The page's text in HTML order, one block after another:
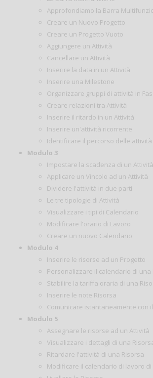
Approfondiamo la Barra
Creare un Nuovo Progetto
Creare un Progetto Vuoto
Aggiungere un Attività
Cancellare un Attività
Inserire la data in un Attività
Inserire una Milestone
Organizzare gruppi di attività in Fasi
Creare relazioni tra Attività
Inserire il ritardo in un Attività
Inserire un'attività ricorrente
Identificare il percorso delle attività
Modulo 3
Impostare la scadenza di un Attività
Applicare un Vincolo ad un Attività
Dividere l'attività in due parti
Le tre tipologie di Attività
Visualizzare i tipi di Calendario
Modificare l'orario di Lavoro
Creare un nuovo Calendario
Modulo 4
Inserire le risorse ad un Progetto
Personalizzare il calendario di una
Stabilire la tariffa oraria di una
Inserire le note Risorsa
Comunicare istantaneamente con
Modulo 5
Assegnare le risorse ad un Attività
Visualizzare i dettagli di una
Ritardare l'attività di una Risorsa
Modificare il calendario di lavoro di